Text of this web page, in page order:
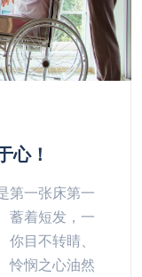
心！
第一张床第一
蓄着短发，一
目不转睛、
怜悯之心油然